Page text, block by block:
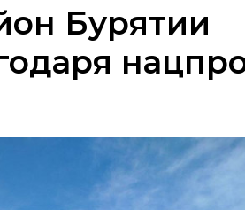
Бурятии